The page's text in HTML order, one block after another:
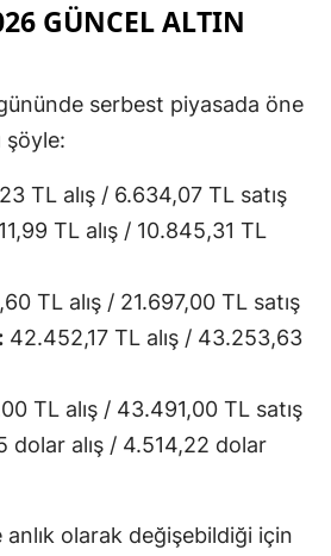
GÜNCEL ALTIN
serbest piyasada öne
şöyle:
TL alış / 6.634,07 TL satış
TL alış / 10.845,31 TL
TL alış / 21.697,00 TL satış
42.452,17 TL alış / 43.253,63
TL alış / 43.491,00 TL satış
dolar alış / 4.514,22 dolar
olarak değişebildiği için